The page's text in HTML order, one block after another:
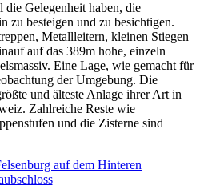
Gelegenheit haben, die
zu besteigen und zu besichtigen.
Metallleitern, kleinen Stiegen
auf das 389m hohe, einzeln
Eine Lage, wie gemacht für
der Umgebung. Die
und älteste Anlage ihrer Art in
Zahlreiche Reste wie
und die Zisterne sind